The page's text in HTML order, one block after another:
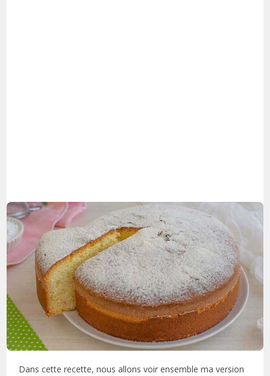
Dans cette recette, nous allons voir ensemble ma version